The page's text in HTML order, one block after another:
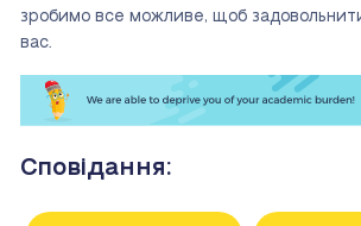
зробимо все можливе, щоб
вас.
Сповідання: